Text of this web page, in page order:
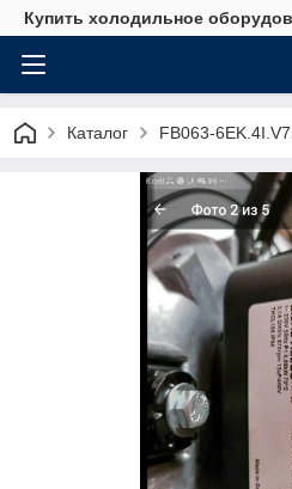
Купить холодильное
Каталог FB063-